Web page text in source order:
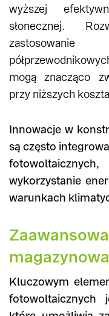
wyższej
słonecznej.
mogą znacząco
przy niższych
Innowacje w
są często
wykorzystanie
warunkach
Kluczowym
fotowoltaicznych